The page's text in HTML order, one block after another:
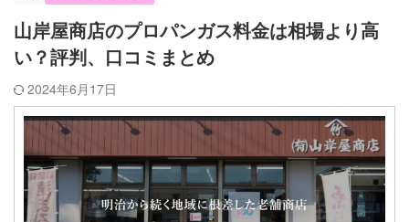
山岸屋商店のプロパンガス料金は相場より高
い？評判、口コミまとめ
2024年6月17日